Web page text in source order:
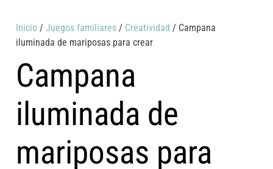
Inicio /Juegos familiares / Creatividad / Campana
iluminada de mariposas para crear
Campana
iluminada de
mariposas para